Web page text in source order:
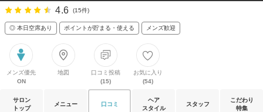
4.6 (15件)
◎ 本日空席あり ポイントが貯まる・使える メンズ歓迎
メンズ優先
ON
地図
口コミ投稿
(15)
お気に入り
(54)
サロン
トップ
メニュー 口コミ
ヘア
スタイル
スタッフ
こだわり
特集